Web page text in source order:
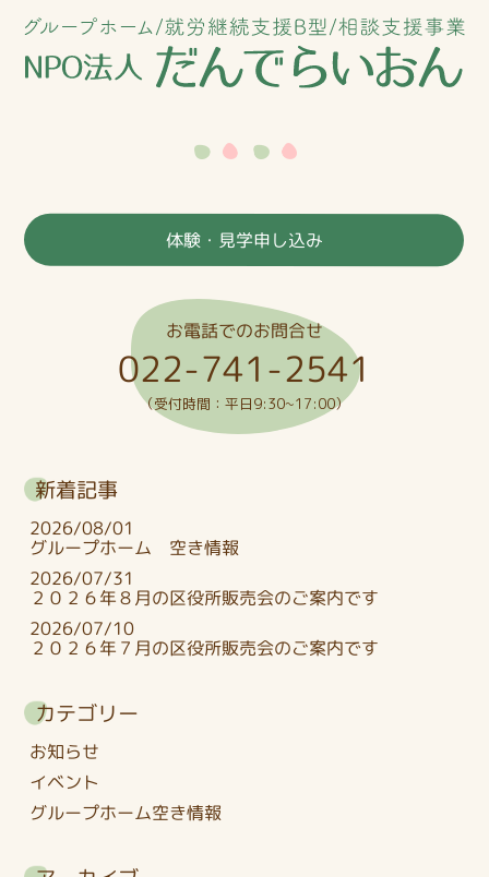
ゲ
ー
シ
ョ
体験・見学申し込み
お電話でのお問合せ
022-741-2541
（受付時間：平日9:30~17:00）
新着記事
2026/08/01
グループホーム 空き情報
2026/07/31
２０２６年８月の区役所販売会のご案内です
2026/07/10
２０２６年７月の区役所販売会のご案内です
カテゴリー
お知らせ
イベント
グループホーム空き情報